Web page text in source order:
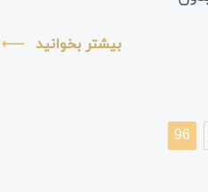
بیشتر بخوانید
96